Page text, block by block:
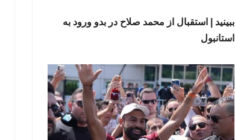
ببینید | استقبال از محمد صلاح در بدو ورود به
استانبول